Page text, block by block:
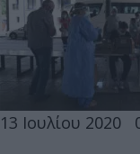
13 Ιουλίου 2020